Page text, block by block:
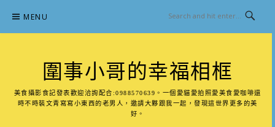
content
MENU
圍事小哥的幸福相框
美食攝影食記發表歡迎洽詢配合:0988570639。一個愛貓愛拍照愛美食愛咖啡還
時不時裝文青寫寫小東西的老男人，邀請大夥跟我一起，發現這世界更多的美
好。